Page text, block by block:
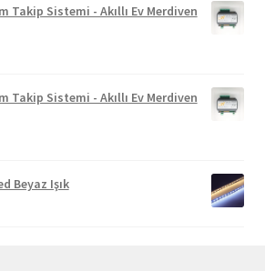
Takip Sistemi - Akıllı Ev Merdiven
Takip Sistemi - Akıllı Ev Merdiven
Beyaz Işık